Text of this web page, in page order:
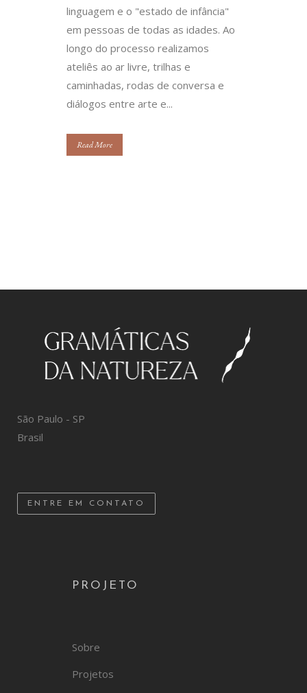
linguagem e o "estado de infância"
em pessoas de todas as idades. Ao
longo do processo realizamos
ateliês ao ar livre, trilhas e
caminhadas, rodas de conversa e
diálogos entre arte e...
Read More
São Paulo - SP
Brasil
ENTRE EM CONTATO
PROJETO
Sobre
Projetos